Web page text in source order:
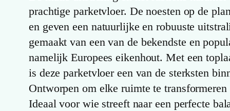
prachtige parketvloer. De noesten op de
en geven een natuurlijke en robuuste
gemaakt van een van de bekendste en
namelijk Europees eikenhout. Met een
is deze parketvloer een van de sterksten
Ontworpen om elke ruimte te
Ideaal voor wie streeft naar een perfecte